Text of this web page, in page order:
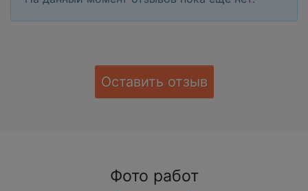
Оставить отзыв
Фото работ